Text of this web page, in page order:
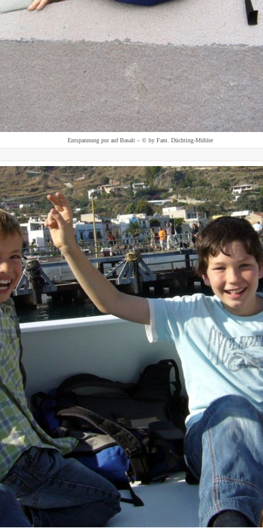
Entspannung pur auf Basalt – © by Fam. Düchting-Mühler